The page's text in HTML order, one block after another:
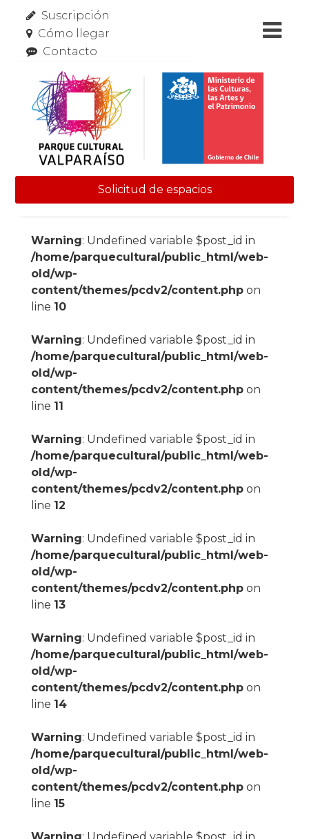
Suscripción
Cómo llegar
Contacto
Solicitud de espacios
Warning: Undefined variable $post_id in
/home/parquecultural/public_html/web-
old/wp-
content/themes/pcdv2/content.phpon
line 10
Warning: Undefined variable $post_id in
/home/parquecultural/public_html/web-
old/wp-
content/themes/pcdv2/content.phpon
line 11
Warning: Undefined variable $post_id in
/home/parquecultural/public_html/web-
old/wp-
content/themes/pcdv2/content.phpon
line 12
Warning: Undefined variable $post_id in
/home/parquecultural/public_html/web-
old/wp-
content/themes/pcdv2/content.phpon
line 13
Warning: Undefined variable $post_id in
/home/parquecultural/public_html/web-
old/wp-
content/themes/pcdv2/content.phpon
line 14
Warning: Undefined variable $post_id in
/home/parquecultural/public_html/web-
old/wp-
content/themes/pcdv2/content.phpon
line 15